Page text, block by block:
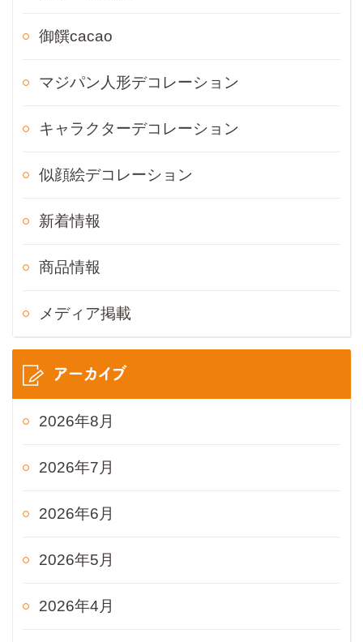
御饌cacao
マジパン人形デコレーション
キャラクターデコレーション
似顔絵デコレーション
新着情報
商品情報
メディア掲載
アーカイブ
2026年8月
2026年7月
2026年6月
2026年5月
2026年4月